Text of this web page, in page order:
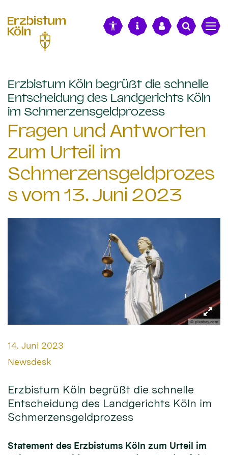
Erzbistum Köln begrüßt die schnelle
Entscheidung des Landgerichts Köln
im Schmerzensgeldprozess:
Fragen und Antworten
zum Urteil im
Schmerzensgeldprozes
s vom 13. Juni 2023
© pixabay.com
Datum:
14. Juni 2023
Von:
Newsdesk
Erzbistum Köln begrüßt die schnelle
Entscheidung des Landgerichts Köln im
Schmerzensgeldprozess
Statement des Erzbistums Köln zum Urteil im